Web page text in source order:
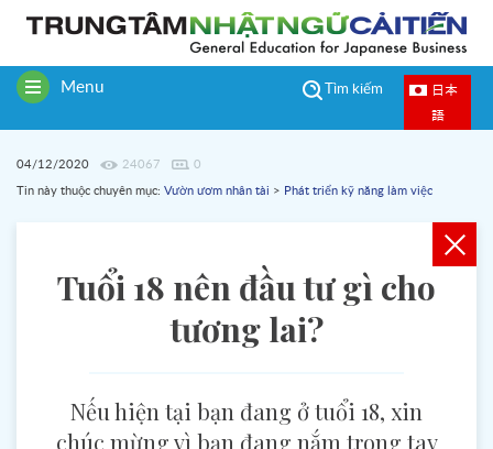
ToggleMenu
日本
語
Tìm kiếm
04/12/2020 24067 0
Tin này thuộc chuyên mục: Vườn ươm nhân tài > Phát triển kỹ năng làm việc
Tuổi 18 nên đầu tư gì cho
tương lai?
Nếu hiện tại bạn đang ở tuổi 18, xin
chúc mừng vì bạn đang nắm trong tay